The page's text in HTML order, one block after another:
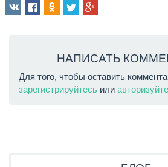
НАПИСАТЬ
Для того, чтобы оставить
зарегистрируйтесь или